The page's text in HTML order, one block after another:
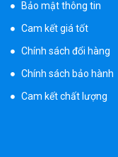
Xe
Bảo mật thông tin
Cam kết giá tốt
Chính sách đổi hàng
Chính sách bảo hành
Cam kết chất lượng